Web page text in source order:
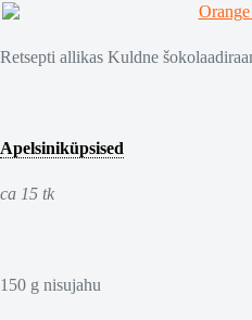
Retsepti allikas Kuldne
Apelsiniküpsised
ca 15 tk
150 g nisujahu